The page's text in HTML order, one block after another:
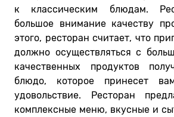
к классическим блюдам.
большое внимание качеству
этого, ресторан считает, что
должно осуществляться с
качественных продуктов
блюдо, которое принесет
удовольствие. Ресторан
комплексные меню, вкусные и